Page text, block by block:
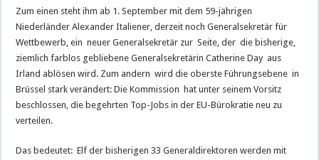
Zum einen steht ihm ab 1. September mit dem 59-jährigen
Niederländer Alexander Italiener, derzeit noch Generalsekretär für
Wettbewerb, ein neuer Generalsekretär zur Seite, der die bisherige,
ziemlich farblos gebliebene Generalsekretärin Catherine Day aus
Irland ablösen wird. Zum andern wird die oberste Führungsebene in
Brüssel stark verändert: Die Kommission hat unter seinem Vorsitz
beschlossen, die begehrten Top-Jobs in der EU-Bürokratie neu zu
verteilen.
Das bedeutet: Elf der bisherigen 33 Generaldirektoren werden mit